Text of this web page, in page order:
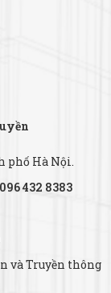
phố Hà Nội.
096 432 8383
và Truyền thông